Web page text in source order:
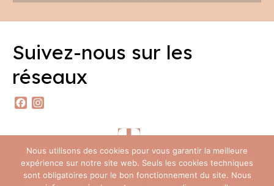
Suivez-nous sur les
réseaux
Facebook
Nous utilisons des cookies pour vous garantir la meilleure
expérience sur notre site web. Seuls les cookies techniques
sont obligatoires pour le bon fonctionnement du site. Nous